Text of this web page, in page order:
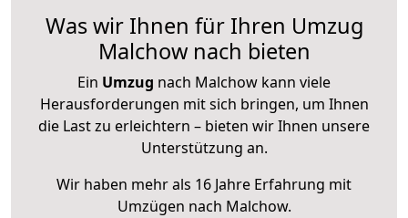
Was wir Ihnen für Ihren Umzug
Malchow nach bieten
Ein Umzug nach Malchow kann viele
Herausforderungen mit sich bringen, um Ihnen
die Last zu erleichtern – bieten wir Ihnen unsere
Unterstützung an.
Wir haben mehr als 16 Jahre Erfahrung mit
Umzügen nach Malchow.